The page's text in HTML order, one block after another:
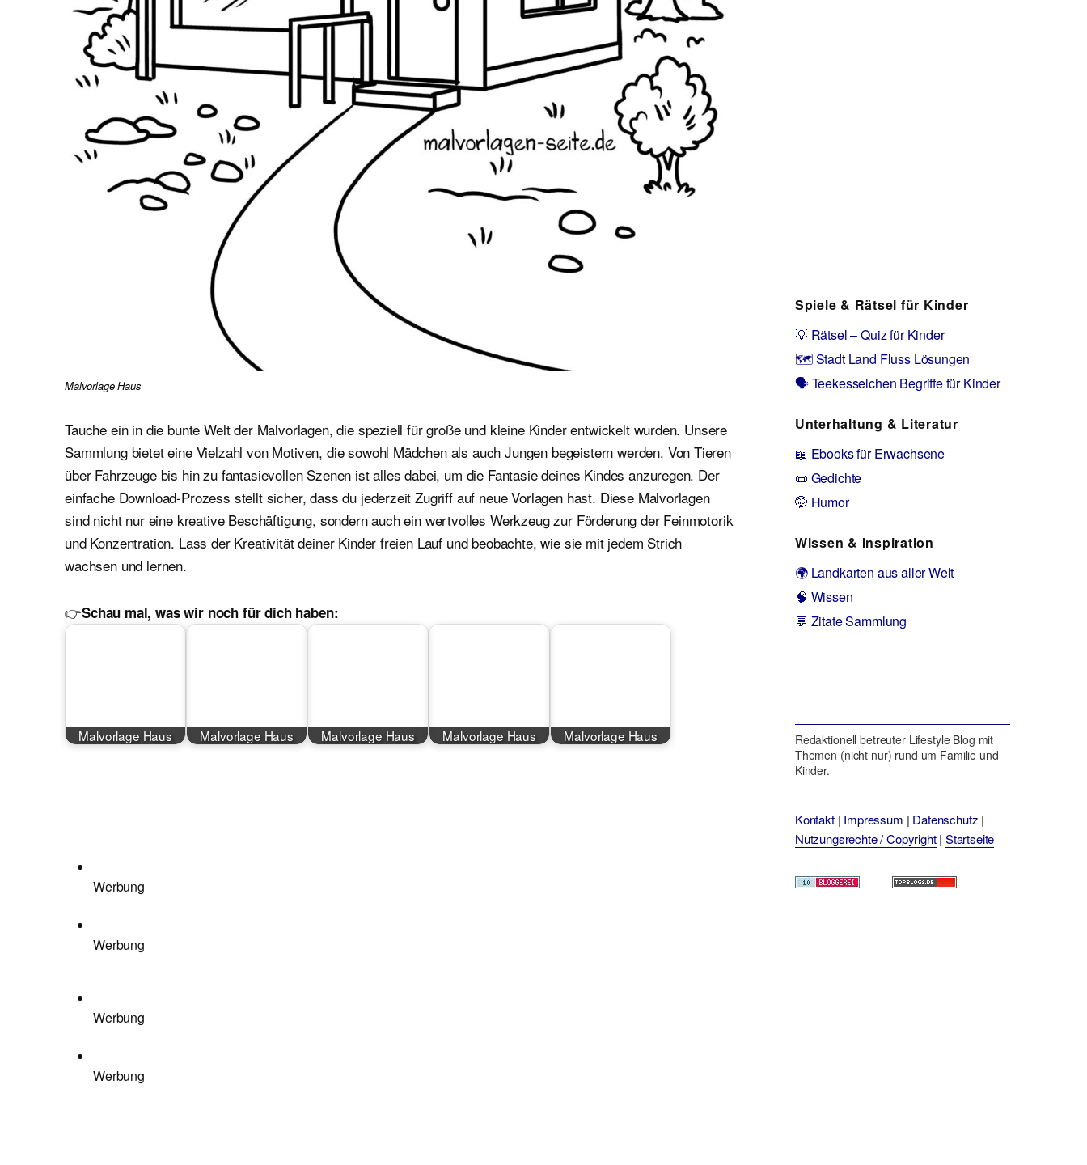
Malvorlage Haus
Tauche ein in die bunte Welt der Malvorlagen, die speziell für große und kleine Kinder entwickelt wurden. Unsere
Sammlung bietet eine Vielzahl von Motiven, die sowohl Mädchen als auch Jungen begeistern werden. Von Tieren
über Fahrzeuge bis hin zu fantasievollen Szenen ist alles dabei, um die Fantasie deines Kindes anzuregen. Der
einfache Download-Prozess stellt sicher, dass du jederzeit Zugriff auf neue Vorlagen hast. Diese Malvorlagen
sind nicht nur eine kreative Beschäftigung, sondern auch ein wertvolles Werkzeug zur Förderung der Feinmotorik
und Konzentration. Lass der Kreativität deiner Kinder freien Lauf und beobachte, wie sie mit jedem Strich
wachsen und lernen.
👉Schau mal, was wir noch für dich haben:
Malvorlage Haus Malvorlage Haus Malvorlage Haus Malvorlage Haus Malvorlage Haus
Werbung
Werbung
Werbung
Werbung
Spiele & Rätsel für Kinder
💡 Rätsel – Quiz für Kinder
🗺️ Stadt Land Fluss Lösungen
🗣️ Teekesselchen Begriffe für Kinder
Unterhaltung & Literatur
📖 Ebooks für Erwachsene
📜 Gedichte
🤭 Humor
Wissen & Inspiration
🌍 Landkarten aus aller Welt
🧠 Wissen
💬 Zitate Sammlung
Redaktionell betreuter Lifestyle Blog mit
Themen (nicht nur) rund um Familie und
Kinder.
Kontakt| Impressum | Datenschutz |
Nutzungsrechte / Copyright| Startseite